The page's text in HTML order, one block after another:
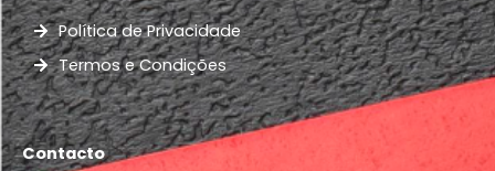
Política de Privacidade
Termos e Condições
Contacto